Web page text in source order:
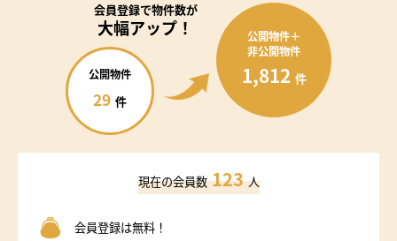
会員登録で物件数が
大幅アップ！
公開物件
29 件
公開物件＋
非公開物件
1,812 件
現在の会員数 123 人
会員登録は無料！